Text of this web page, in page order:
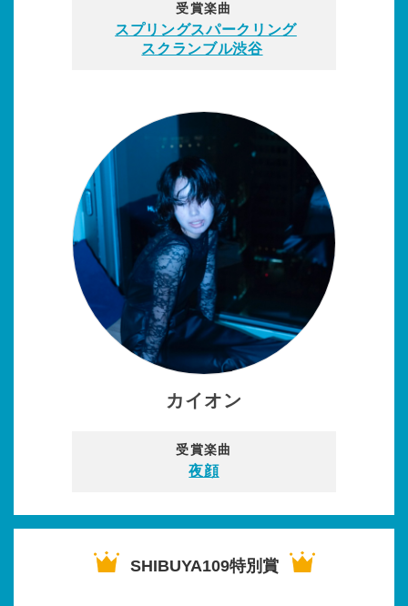
受賞楽曲
スプリングスパークリング
スクランブル渋谷
カイオン
受賞楽曲
夜顔
SHIBUYA109特別賞